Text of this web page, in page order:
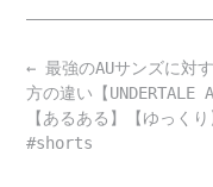
Post
navigation
← 最強のAUサンズに対
方の違い【UNDERTALE
【あるある】【ゆっくり
#shorts